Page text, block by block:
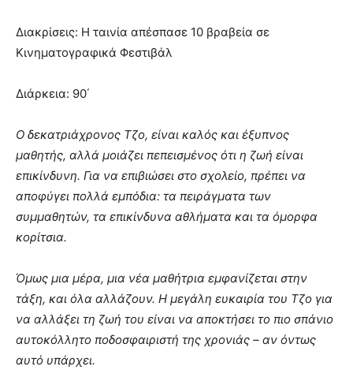
Διακρίσεις: Η ταινία απέσπασε 10 βραβεία σε
Κινηματογραφικά Φεστιβάλ
Διάρκεια: 90΄
Ο δεκατριάχρονος Τζο, είναι καλός και έξυπνος
μαθητής, αλλά μοιάζει πεπεισμένος ότι η ζωή είναι
επικίνδυνη. Για να επιβιώσει στο σχολείο, πρέπει να
αποφύγει πολλά εμπόδια: τα πειράγματα των
συμμαθητών, τα επικίνδυνα αθλήματα και τα όμορφα
κορίτσια.
Όμως μια μέρα, μια νέα μαθήτρια εμφανίζεται στην
τάξη, και όλα αλλάζουν. Η μεγάλη ευκαιρία του Τζο για
να αλλάξει τη ζωή του είναι να αποκτήσει το πιο σπάνιο
αυτοκόλλητο ποδοσφαιριστή της χρονιάς – αν όντως
αυτό υπάρχει.